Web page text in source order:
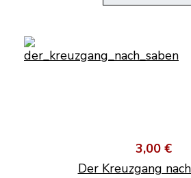
3,00 €
Der Kreuzgang